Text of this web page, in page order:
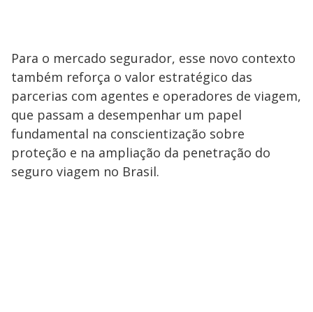
Para o mercado segurador, esse novo contexto
também reforça o valor estratégico das
parcerias com agentes e operadores de viagem,
que passam a desempenhar um papel
fundamental na conscientização sobre
proteção e na ampliação da penetração do
seguro viagem no Brasil.